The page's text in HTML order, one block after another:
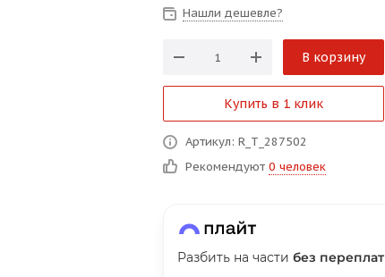
Нашли дешевле?
В корзину
Купить в 1 клик
Артикул: R_T_287502
Рекомендуют 0 человек
Разбить на части без переплат